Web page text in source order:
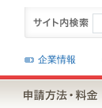
企業情報